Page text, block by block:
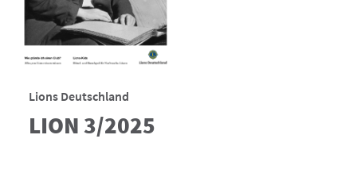
Lions Deutschland
LION 3/2025